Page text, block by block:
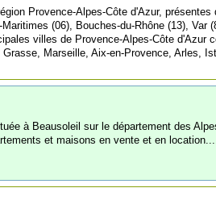
Provence-Alpes-Côte d'Azur, présentes
(06), Bouches-du-Rhône (13), Var
villes de Provence-Alpes-Côte d'Azur
Marseille, Aix-en-Provence, Arles,
à Beausoleil sur le département des
et maisons en vente et en